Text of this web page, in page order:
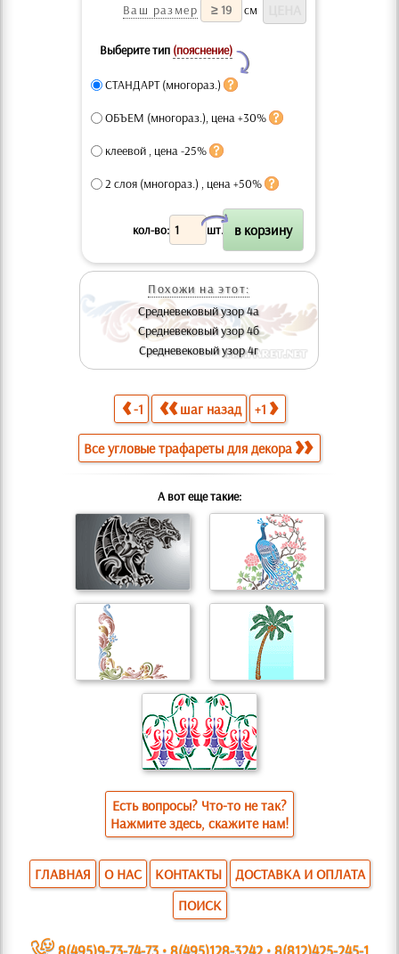
Ваш размер
см
Выберите тип (пояснение)
Y
СТАНДАРТ (многораз.)
ОБЪЕМ (многораз.), цена +30%
клеевой , цена -25%
2 слоя (многораз.) , цена +50%
кол-во: шт.
X
Похожи на этот:
Средневековый узор 4а
Средневековый узор 4б
Средневековый узор 4г
-1 шаг назад +1
Все угловые трафареты для декора
А вот еще такие:
Есть вопросы? Что-то не так?
Нажмите здесь, скажите нам!
ГЛАВНАЯ О НАС КОНТАКТЫ
ДОСТАВКА И ОПЛАТА
ПОИСК
~ 8(495)9-73-74-73•8(495)128-3242•8(812)425-245-1